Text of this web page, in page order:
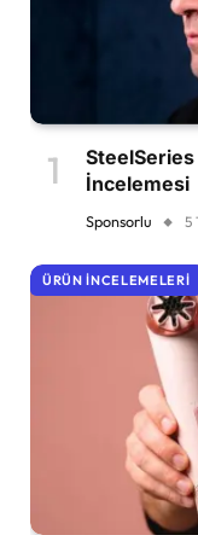
İncelemesi
Sponsorlu 5
ÜRÜN İNCELEMELERI